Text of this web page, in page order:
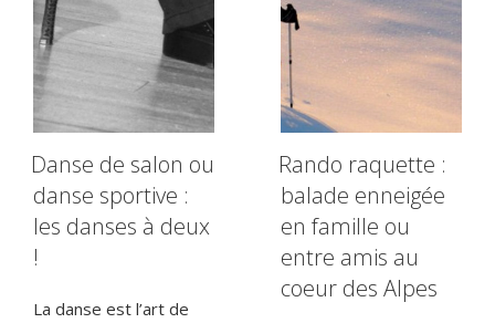
Danse de salon ou
danse sportive :
les danses à deux
!
La danse est l’art de
Rando raquette :
balade enneigée
en famille ou
entre amis au
coeur des Alpes